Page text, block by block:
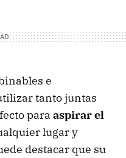
e
tanto juntas
para aspirar el
lugar y
destacar que su